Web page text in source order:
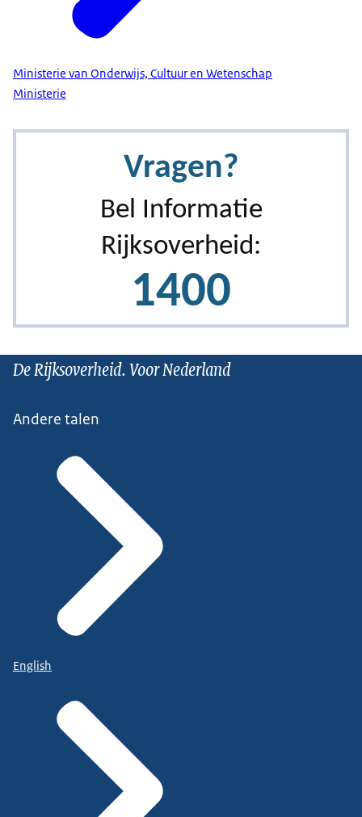
Ministerie van Onderwijs, Cultuur en Wetenschap
Ministerie
De Rijksoverheid. Voor Nederland
Andere talen
English